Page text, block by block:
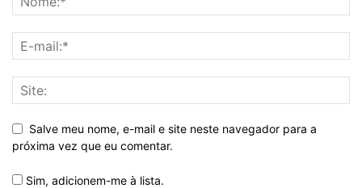
Salve meu nome, e-mail e site neste navegador para a
próxima vez que eu comentar.
Sim, adicionem-me à lista.